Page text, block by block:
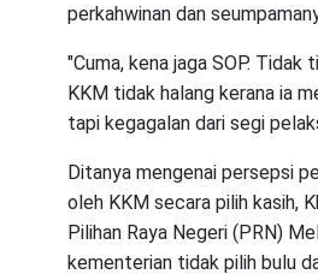
perkahwinan dan
"Cuma, kena jaga SOP. Tidak
KKM tidak halang kerana ia
tapi kegagalan dari segi
Ditanya mengenai persepsi
oleh KKM secara pilih kasih,
Pilihan Raya Negeri (PRN)
kementerian tidak pilih bulu